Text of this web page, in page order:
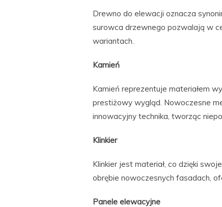
Drewno do elewacji oznacza
surowca drzewnego pozwalają w
wariantach.
Kamień
Kamień reprezentuje materiałem
prestiżowy wygląd. Nowoczesne
innowacyjny technika, tworząc
Klinkier
Klinkier jest materiał, co dzięki
obrębie nowoczesnych fasadach,
Panele elewacyjne